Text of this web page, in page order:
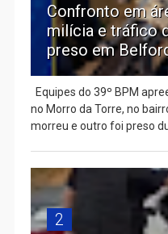
Confronto em
milícia e tráfico
preso em
Equipes do 39º BPM
no Morro da Torre, no
morreu e outro foi preso
2